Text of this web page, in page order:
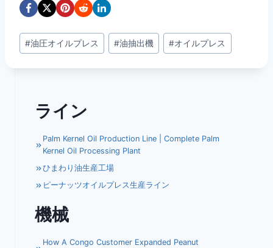
投
稿
タ
#油圧オイルプレス #油抽出機 #オイルプレス
ライン
Palm Kernel Oil Production Line | Complete Palm
Kernel Oil Processing Plant
ひまわり油生産工場
ピーナッツオイルプレス生産ライン
機械
How A Congo Customer Expanded Peanut